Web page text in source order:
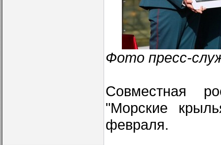
Фото пресс-
Совместная
"Морские
февраля.